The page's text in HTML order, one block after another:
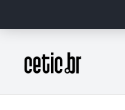
Página inicial